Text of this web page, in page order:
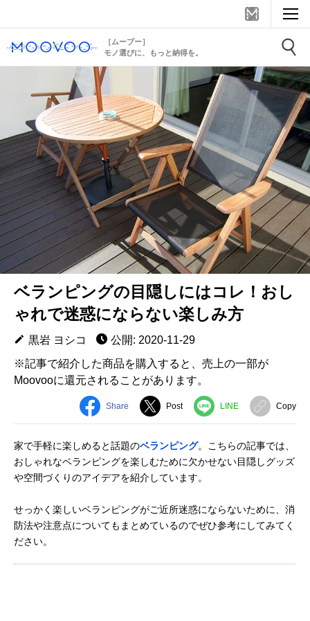
［ムーブー］
モノ選びに、もっと納得を。
ベランピングの目隠しにはコレ！おし
ゃれで迷惑にならない楽しみ方
黒岩 ヨシコ
公開: 2020-11-29
※記事で紹介した商品を購入すると、売上の一部が
Moovooに還元されることがあります。
Share Post LINE Copy
家で手軽に楽しめると話題のベランピング。こちらの記事では、
おしゃれなベランピングを楽しむために欠かせない目隠しグッズ
や空間づくりのアイデアを紹介しています。
せっかく楽しいベランピングがご近所迷惑にならないために、消
防法や注意点についてもまとめているのでぜひ参考にしてみてく
ださい。